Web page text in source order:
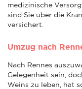
medizinische
sind Sie über die
versichert.
Umzug nach
Nach Rennes
Gelegenheit sein,
Weins zu leben, hat